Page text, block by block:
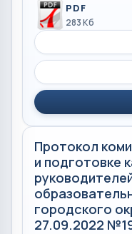
PDF
283 Кб
Протокол
и подготовке
городского
27.09.2022